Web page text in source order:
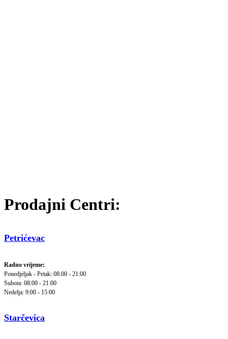
Prodajni Centri:
Petrićevac
Radno vrijeme:
Ponedjeljak - Petak: 08:00 - 21:00
Subota: 08:00 - 21:00
Nedelja: 9:00 - 15:00
Starčevica